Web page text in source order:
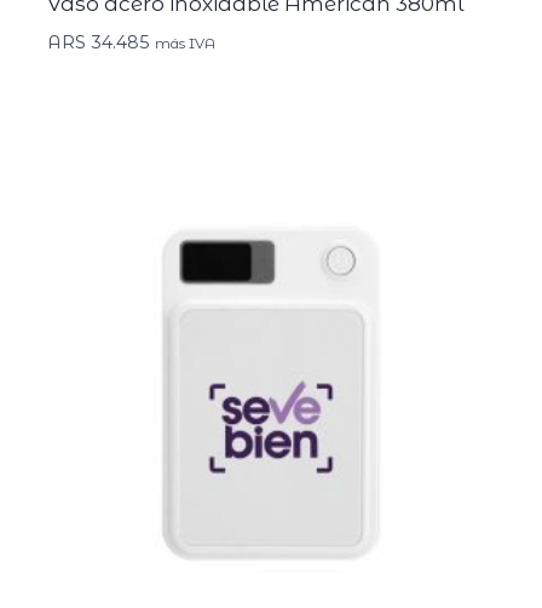
ARS 34.485 más IVA